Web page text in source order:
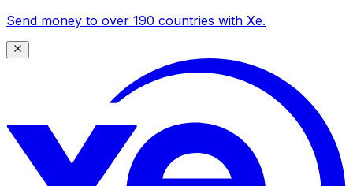
Send money to over 190 countries with Xe.